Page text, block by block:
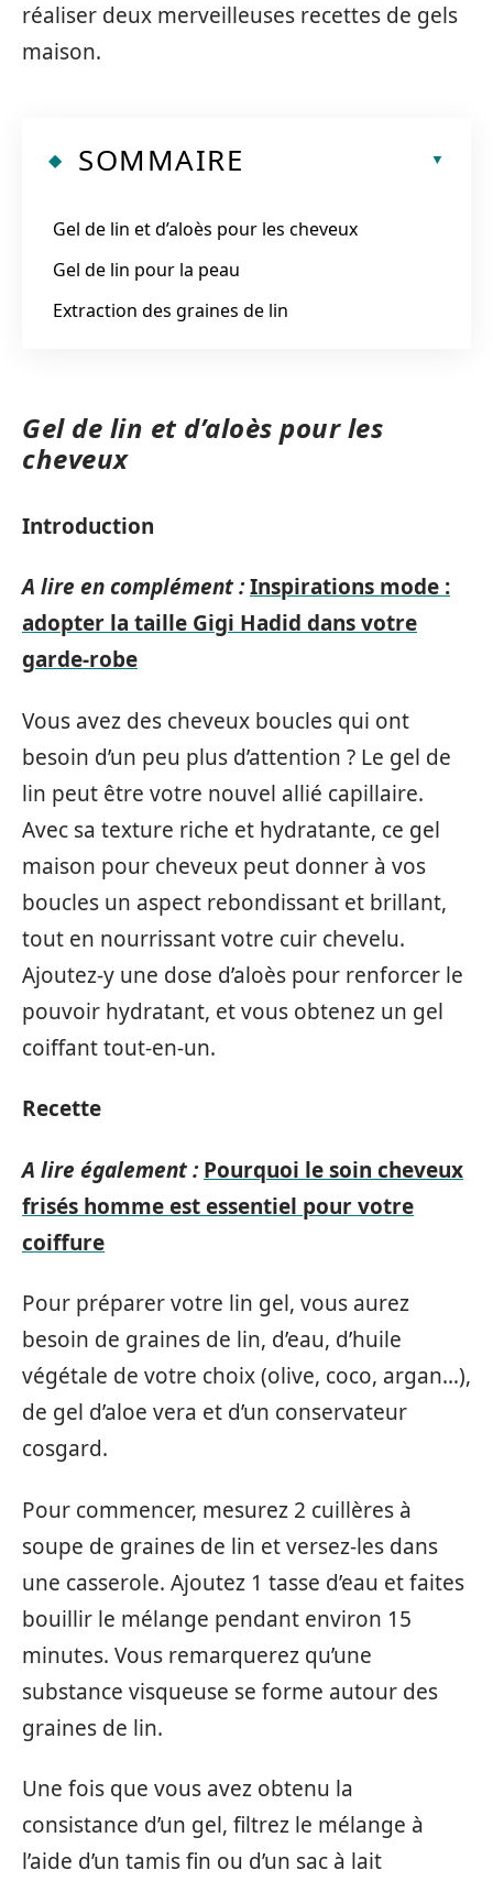
réaliser deux merveilleuses recettes de gels
maison.
SOMMAIRE
Gel de lin et d’aloès pour les cheveux
Gel de lin pour la peau
Extraction des graines de lin
Gel de lin et d’aloès pour les
cheveux
Introduction
A lire en complément :Inspirations mode :
adopter la taille Gigi Hadid dans votre
garde-robe
Vous avez des cheveux boucles qui ont
besoin d’un peu plus d’attention ? Le gel de
lin peut être votre nouvel allié capillaire.
Avec sa texture riche et hydratante, ce gel
maison pour cheveux peut donner à vos
boucles un aspect rebondissant et brillant,
tout en nourrissant votre cuir chevelu.
Ajoutez-y une dose d’aloès pour renforcer le
pouvoir hydratant, et vous obtenez un gel
coiffant tout-en-un.
Recette
A lire également : Pourquoi le soin cheveux
frisés homme est essentiel pour votre
coiffure
Pour préparer votre lin gel, vous aurez
besoin de graines de lin, d’eau, d’huile
végétale de votre choix (olive, coco, argan…),
de gel d’aloe vera et d’un conservateur
cosgard.
Pour commencer, mesurez 2 cuillères à
soupe de graines de lin et versez-les dans
une casserole. Ajoutez 1 tasse d’eau et faites
bouillir le mélange pendant environ 15
minutes. Vous remarquerez qu’une
substance visqueuse se forme autour des
graines de lin.
Une fois que vous avez obtenu la
consistance d’un gel, filtrez le mélange à
l’aide d’un tamis fin ou d’un sac à lait